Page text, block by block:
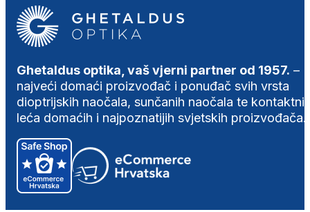
Ghetaldus optika, vaš vjerni partner od 1957. –
najveći domaći proizvođač i ponuđač svih vrsta
dioptrijskih naočala, sunčanih naočala te
leća domaćih i najpoznatijih svjetskih proizvođača.